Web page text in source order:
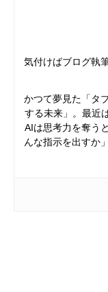
気付けばブログ執
かつて夢見た「タ
する未来」。最近
AIは思考力を奪う
んな指示を出すか